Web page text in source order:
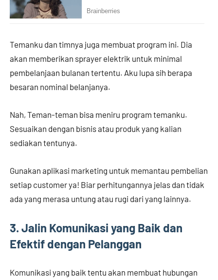
Temanku dan timnya juga membuat program ini. Dia
akan memberikan sprayer elektrik untuk minimal
pembelanjaan bulanan tertentu. Aku lupa sih berapa
besaran nominal belanjanya.
Nah, Teman-teman bisa meniru program temanku.
Sesuaikan dengan bisnis atau produk yang kalian
sediakan tentunya.
Gunakan aplikasi marketing untuk memantau pembelian
setiap customer ya! Biar perhitungannya jelas dan tidak
ada yang merasa untung atau rugi dari yang lainnya.
3. Jalin Komunikasi yang Baik dan
Efektif dengan Pelanggan
Komunikasi yang baik tentu akan membuat hubungan